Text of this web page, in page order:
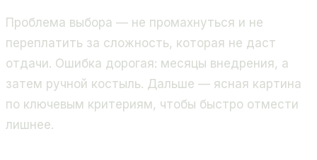
Проблема выбора — не промахнуться и не
переплатить за сложность, которая не даст
отдачи. Ошибка дорогая: месяцы внедрения, а
затем ручной костыль. Дальше — ясная картина
по ключевым критериям, чтобы быстро отмести
лишнее.